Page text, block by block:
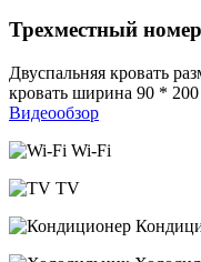
Трехместный
Двуспальняя кровать
кровать ширина 90 *
Видеообзор
Wi-Fi
TV